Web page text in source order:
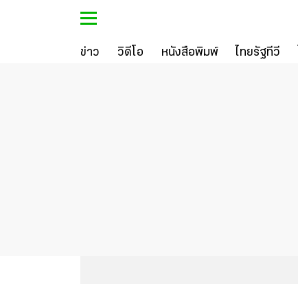
ข่าว วิดีโอ หนังสือพิมพ์ ไทยรัฐทีวี